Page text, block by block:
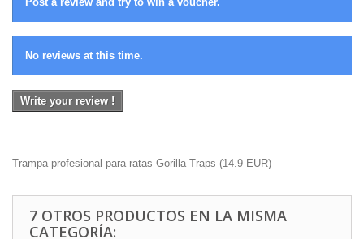
No reviews at this time.
Write your review !
Trampa profesional para ratas Gorilla Traps (14.9 EUR)
7 OTROS PRODUCTOS EN LA MISMA
CATEGORÍA: